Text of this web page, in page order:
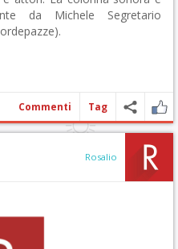
da Michele Segretario
Commenti Tag
Rosalio